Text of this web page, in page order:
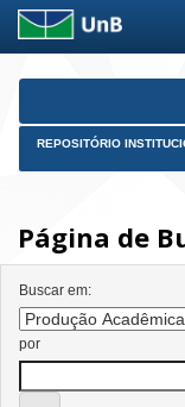
Skip
REPOSITÓRIO
Página de
Buscar em:
por